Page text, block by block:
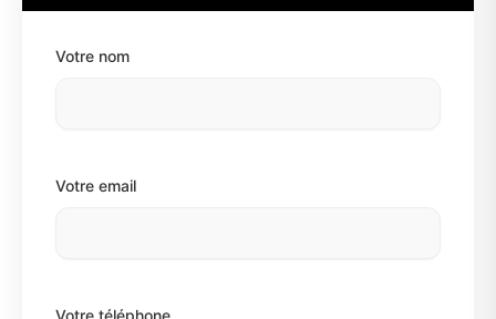
Votre nom
Votre email
Votre téléphone